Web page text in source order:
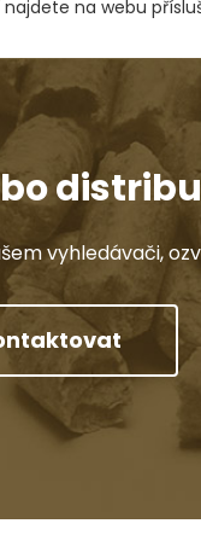
na webu
vyhledávači,